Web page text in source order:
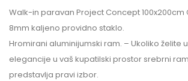
Walk-in paravan Project ​Concept 100x200cm
8mm kaljeno providno staklo.
Hromirani aluminijumski ram. – Ukoliko želite
elegancije u vaš kupatilski prostor srebrni
predstavlja pravi izbor.